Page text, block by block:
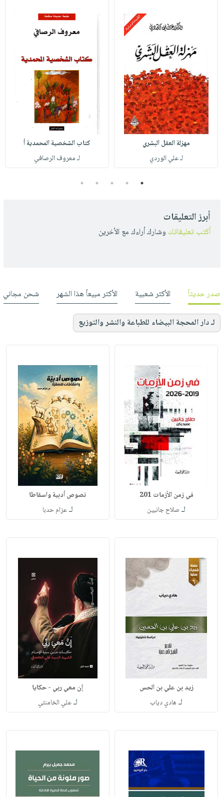
مهزلة العقل البشري
لـ علي الوردي
كتاب الشخصية المحمدية أ
لـ معروف الرصافي
1
2
3
4
5
أبرز التعليقات
أكتب تعليقاتك وشارك أراءك مع الأخرين
صدر حديثاً الأكثر شعبية الأكثر مبيعاً هذا الشهر شحن مجاني
لـ دار المحجة البيضاء للطباعة والنشر والتوزيع
في زمن الأزمات 201
لـ صلاح جانبين
نصوص أدبية واسقاطا
لـعزام حدبا
زيد بن علي بن الحس
لـ هادي دياب
إن معي ربي - حكايا
لـعلي الخامنئي